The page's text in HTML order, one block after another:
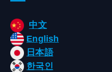
中文
English
日本語
한국인